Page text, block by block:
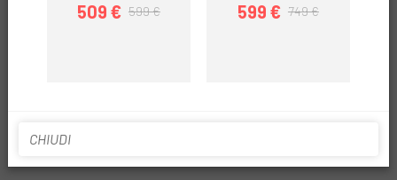
Prezzo
509 €Prezzo base
599 €
Prezzo
599 €Prezzo base
749 €
CHIUDI